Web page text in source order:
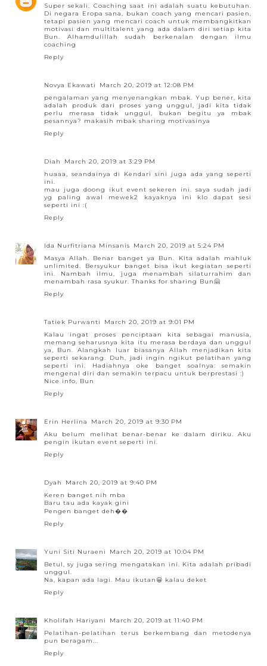
Super sekali. Coaching saat ini adalah suatu kebutuhan.
Di negara Eropa sana, bukan coach yang mencari pasien,
tetapi pasien yang mencari coach untuk membangkitkan
motivasi dan multitalent yang ada dalam diri setiap kita
Bun. Alhamdulillah sudah berkenalan dengan ilmu
coaching
Reply
Novya Ekawati
March 20, 2019 at 12:08 PM
pengalaman yang menyenangkan mbak. Yup bener, kita
adalah produk dari proses yang unggul, jadi kita tidak
perlu merasa tidak unggul, bukan begitu ya mbak
pesannya? makasih mbak sharing motivasinya
Reply
Diah
March 20, 2019 at 3:29 PM
huaaa, seandainya di Kendari sini juga ada yang seperti
ini.
mau juga doong ikut event sekeren ini. saya sudah jadi
yg paling awal mewek2 kayaknya ini klo dapat sesi
seperti ini :(
Reply
Ida Nurfitriana Minsanis
March 20, 2019 at 5:24 PM
Masya Allah. Benar banget ya Bun. Kita adalah mahluk
unlimited. Bersyukur banget bisa ikut kegiatan seperti
ini. Nambah ilmu, juga menambah silaturrahim dan
menambah rasa syukur. Thanks for sharing Bun🤗
Reply
Tatiek Purwanti
March 20, 2019 at 9:01 PM
Kalau ingat proses penciptaan kita sebagai manusia,
memang seharusnya kita itu merasa berdaya dan unggul
ya, Bun. Alangkah luar biasanya Allah menjadikan kita
seperti sekarang. Duh, jadi ingin ngikut pelatihan yang
seperti ini. Hadiahnya oke banget soalnya: semakin
mengenal diri dan semakin terpacu untuk berprestasi :)
Nice info, Bun
Reply
Erin Herlina
March 20, 2019 at 9:30 PM
Aku belum melihat benar-benar ke dalam diriku. Aku
pengin ikutan event seperti ini.
Reply
Dyah
March 20, 2019 at 9:40 PM
Keren banget nih mba
Baru tau ada kayak gini
Pengen banget deh��
Reply
Yuni Siti Nuraeni
March 20, 2019 at 10:04 PM
Betul, sy juga sering mengatakan ini. Kita adalah pribadi
unggul.
Na, kapan ada lagi. Mau ikutan😀 kalau deket
Reply
Kholifah Hariyani
March 20, 2019 at 11:40 PM
Pelatihan-pelatihan terus berkembang dan metodenya
pun beragam...
Reply